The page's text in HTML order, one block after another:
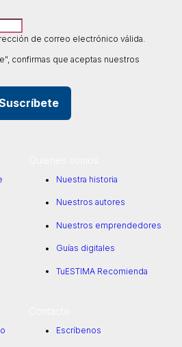
de correo electrónico válida.
confirmas que aceptas nuestros
Nuestra historia
Nuestros autores
Nuestros emprendedores
Guías digitales
TuESTIMA Recomienda
Escríbenos